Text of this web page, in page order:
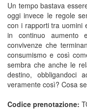
Un tempo bastava
oggi invece le regole
con i rapporti tra uomini
in continuo aumento
convivenze che
consumismo e così
sembra che anche le
destino, obbligandoci
veramente così? Cosa
Codice prenotazione: